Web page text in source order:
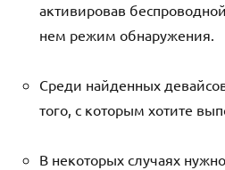
активировав
нем режим обнаружения.
Среди найденных
того, с которым хотите
В некоторых случаях